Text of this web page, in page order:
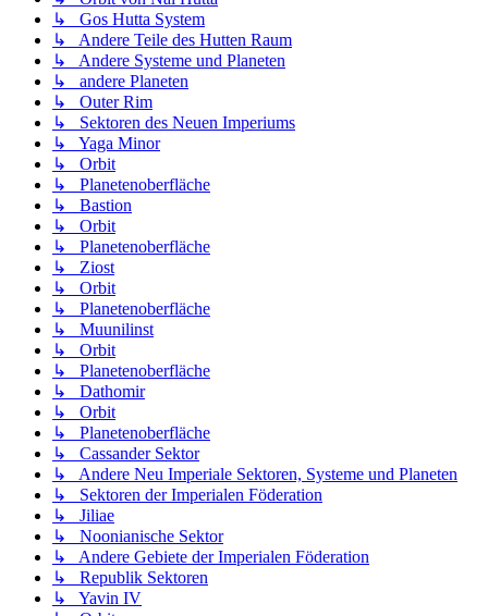
↳ Gos Hutta System
↳ Andere Teile des Hutten Raum
↳ Andere Systeme und Planeten
↳ andere Planeten
↳ Outer Rim
↳ Sektoren des Neuen Imperiums
↳ Yaga Minor
↳ Orbit
↳ Planetenoberfläche
↳ Bastion
↳ Orbit
↳ Planetenoberfläche
↳ Ziost
↳ Orbit
↳ Planetenoberfläche
↳ Muunilinst
↳ Orbit
↳ Planetenoberfläche
↳ Dathomir
↳ Orbit
↳ Planetenoberfläche
↳ Cassander Sektor
↳ Andere Neu Imperiale Sektoren, Systeme und Planeten
↳ Sektoren der Imperialen Föderation
↳ Jiliae
↳ Noonianische Sektor
↳ Andere Gebiete der Imperialen Föderation
↳ Republik Sektoren
↳ Yavin IV